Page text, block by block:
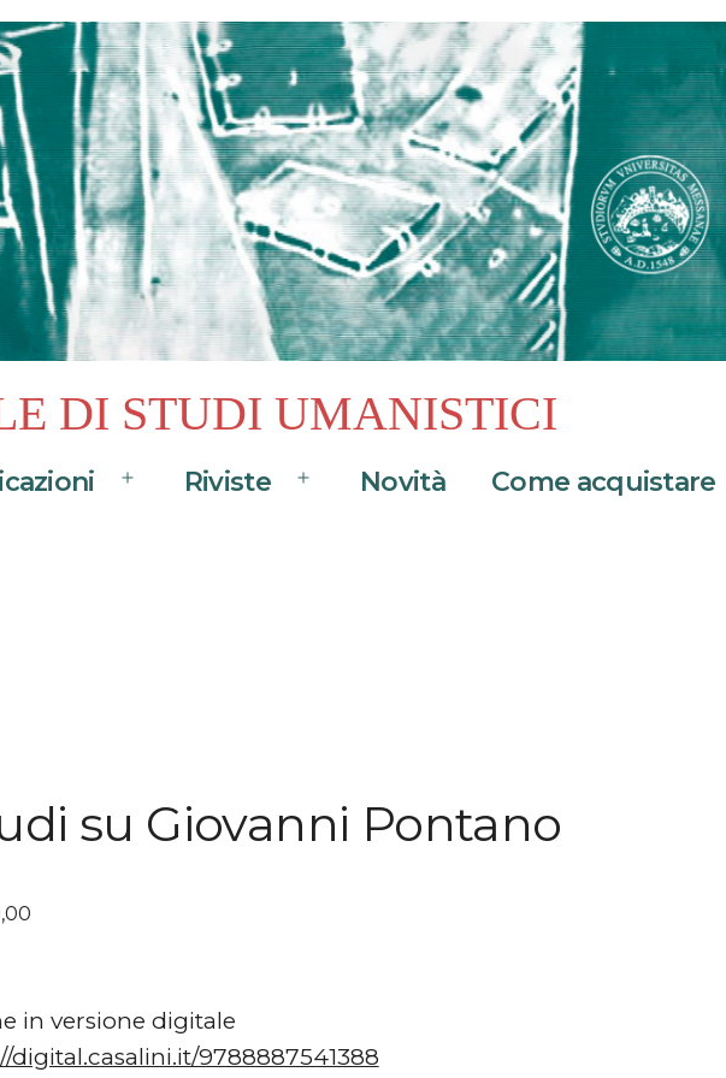
DI STUDI UMANISTICI
Apri
Riviste
Apri
Novità Come acquistare
su Giovanni Pontano
in versione digitale
digital.casalini.it/9788887541388